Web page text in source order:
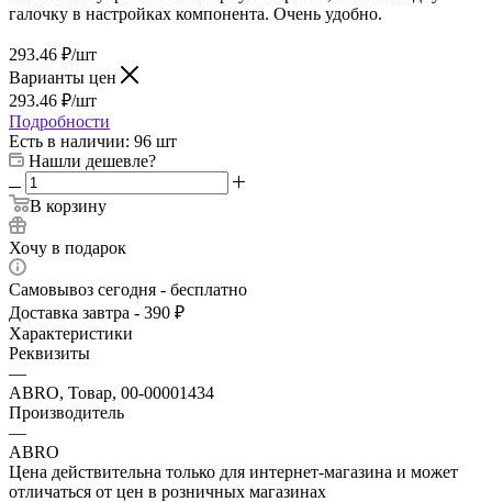
галочку в настройках компонента. Очень удобно.
293.46 ₽/шт
Варианты цен
293.46 ₽/шт
Подробности
Есть в наличии: 96 шт
Нашли дешевле?
В корзину
Хочу в подарок
Самовывоз сегодня - бесплатно
Доставка завтра - 390 ₽
Характеристики
Реквизиты
—
ABRO, Товар, 00-00001434
Производитель
—
ABRO
Цена действительна только для интернет-магазина и может
отличаться от цен в розничных магазинах